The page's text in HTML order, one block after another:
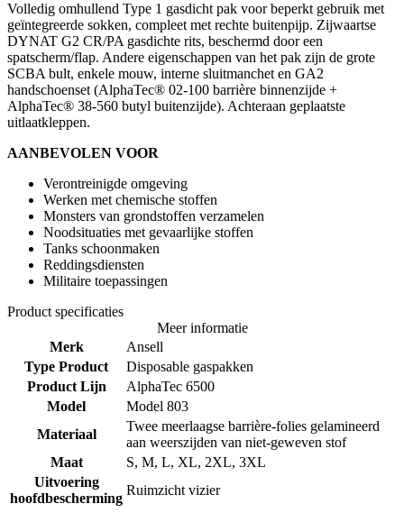
Volledig omhullend Type 1 gasdicht pak voor beperkt gebruik met
geïntegreerde sokken, compleet met rechte buitenpijp. Zijwaartse
DYNAT G2 CR/PA gasdichte rits, beschermd door een
spatscherm/flap. Andere eigenschappen van het pak zijn de grote
SCBA bult, enkele mouw, interne sluitmanchet en GA2
handschoenset (AlphaTec® 02-100 barrière binnenzijde +
AlphaTec® 38-560 butyl buitenzijde). Achteraan geplaatste
uitlaatkleppen.
AANBEVOLEN VOOR
Verontreinigde omgeving
Werken met chemische stoffen
Monsters van grondstoffen verzamelen
Noodsituaties met gevaarlijke stoffen
Tanks schoonmaken
Reddingsdiensten
Militaire toepassingen
Product specificaties
Meer informatie
Merk
Ansell
Type Product
Disposable gaspakken
Product Lijn
AlphaTec 6500
Model
Model 803
Materiaal
Twee meerlaagse barrière-folies gelamineerd
aan weerszijden van niet-geweven stof
Maat
S, M, L, XL, 2XL, 3XL
Uitvoering
hoofdbescherming
Ruimzicht vizier